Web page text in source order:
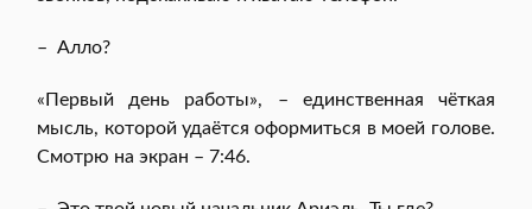
– Алло?
«Первый день работы», – единственная чёткая
мысль, которой удаётся оформиться в моей голове.
Смотрю на экран – 7:46.